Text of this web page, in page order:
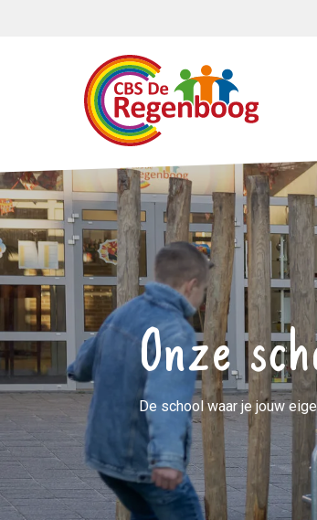
Onze
De school waar je jouw